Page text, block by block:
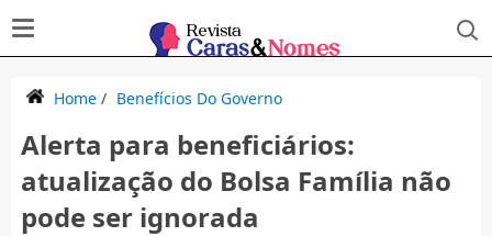
Home/ Benefícios Do Governo
Alerta para beneficiários:
atualização do Bolsa Família não
pode ser ignorada